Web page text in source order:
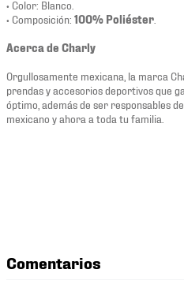
• Color: Blanco.
• Composición: 100% Poliéster
Acerca de Charly
Orgullosamente mexicana, la marca
prendas y accesorios deportivos que
óptimo, además de ser responsables
mexicano y ahora a toda tu familia.
Comentarios